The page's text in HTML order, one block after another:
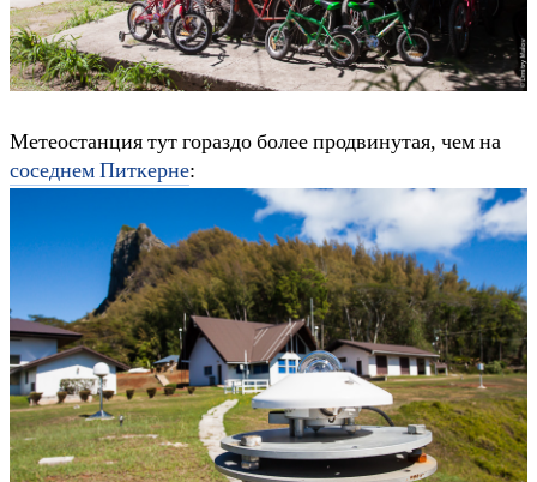
Метеостанция тут гораздо более продвинутая, чем на
соседнем Питкерне: